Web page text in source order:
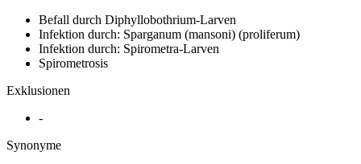
Befall durch Diphyllobothrium-Larven
Infektion durch: Sparganum (mansoni) (proliferum)
Infektion durch: Spirometra-Larven
Spirometrosis
Exklusionen
-
Synonyme